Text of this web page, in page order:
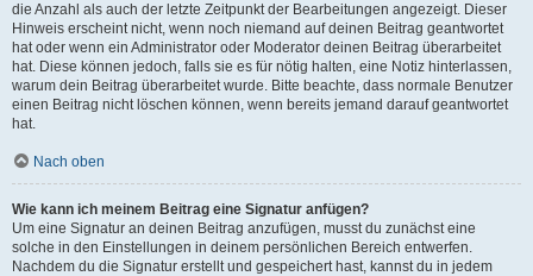
die Anzahl als auch der letzte Zeitpunkt der Bearbeitungen angezeigt. Dieser
Hinweis erscheint nicht, wenn noch niemand auf deinen Beitrag geantwortet
hat oder wenn ein Administrator oder Moderator deinen Beitrag überarbeitet
hat. Diese können jedoch, falls sie es für nötig halten, eine Notiz hinterlassen,
warum dein Beitrag überarbeitet wurde. Bitte beachte, dass normale Benutzer
einen Beitrag nicht löschen können, wenn bereits jemand darauf geantwortet
hat.
Nach oben
Wie kann ich meinem Beitrag eine Signatur anfügen?
Um eine Signatur an deinen Beitrag anzufügen, musst du zunächst eine
solche in den Einstellungen in deinem persönlichen Bereich entwerfen.
Nachdem du die Signatur erstellt und gespeichert hast, kannst du in jedem